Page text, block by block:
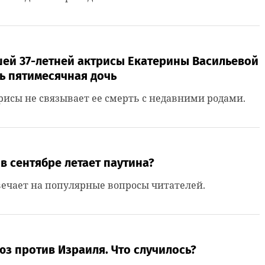
37-летней актрисы Екатерины Васильевой
пятимесячная дочь
не связывает ее смерть с недавними родами.
сентябре летает паутина?
на популярные вопросы читателей.
против Израиля. Что случилось?